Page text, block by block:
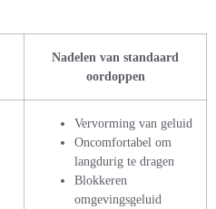
Nadelen van standaard
oordoppen
Vervorming van geluid
Oncomfortabel om
langdurig te dragen
Blokkeren
omgevingsgeluid